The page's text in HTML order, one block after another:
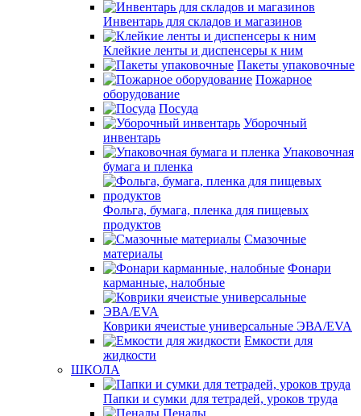
Инвентарь для складов и магазинов
Клейкие ленты и диспенсеры к ним
Пакеты упаковочные
Пожарное
оборудование
Посуда
Уборочный
инвентарь
Упаковочная
бумага и пленка
Фольга, бумага, пленка для пищевых
продуктов
Смазочные
материалы
Фонари
карманные, налобные
Коврики ячеистые универсальные ЭВА/EVA
Емкости для
жидкости
ШКОЛА
Папки и сумки для тетрадей, уроков труда
Пеналы